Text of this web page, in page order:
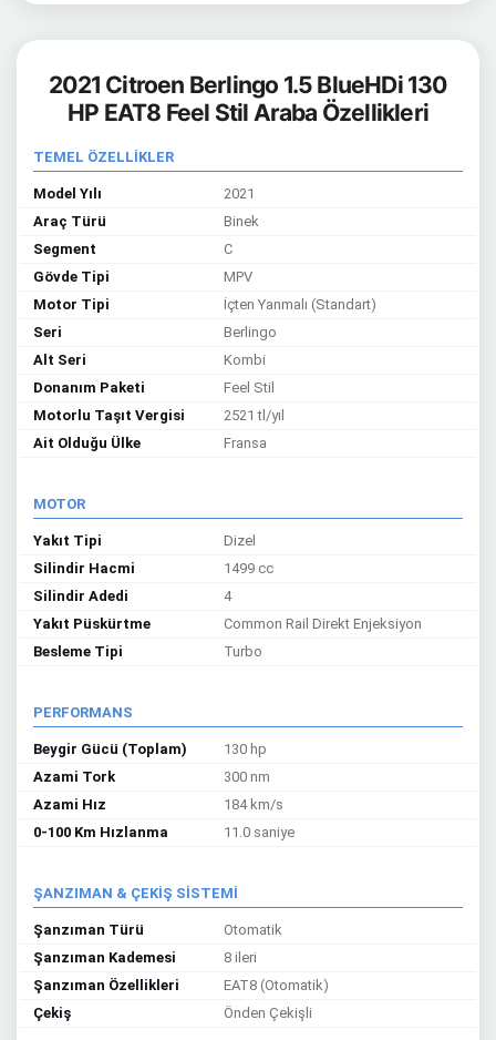
2021 Citroen Berlingo 1.5 BlueHDi 130
HP EAT8 Feel Stil Araba Özellikleri
TEMEL ÖZELLİKLER
Model Yılı
2021
Araç Türü
Binek
Segment
C
Gövde Tipi
MPV
Motor Tipi
İçten Yanmalı (Standart)
Seri
Berlingo
Alt Seri
Kombi
Donanım Paketi
Feel Stil
Motorlu Taşıt Vergisi
2521 tl/yıl
Ait Olduğu Ülke
Fransa
MOTOR
Yakıt Tipi
Dizel
Silindir Hacmi
1499 cc
Silindir Adedi
4
Yakıt Püskürtme
Common Rail Direkt Enjeksiyon
Besleme Tipi
Turbo
PERFORMANS
Beygir Gücü (Toplam)
130 hp
Azami Tork
300 nm
Azami Hız
184 km/s
0-100 Km Hızlanma
11.0 saniye
ŞANZIMAN & ÇEKİŞ SİSTEMİ
Şanzıman Türü
Otomatik
Şanzıman Kademesi
8 ileri
Şanzıman Özellikleri
EAT8 (Otomatik)
Çekiş
Önden Çekişli